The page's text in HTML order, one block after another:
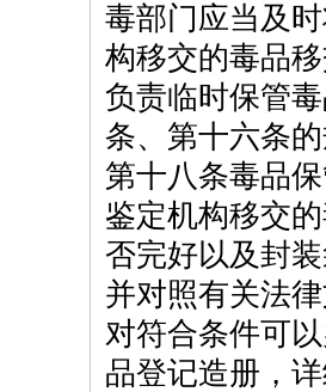
毒部门应当及
构移交的毒品
负责临时保管
条、第十六条
第十八条毒品
鉴定机构移交
否完好以及封
并对照有关法
对符合条件可
品登记造册，